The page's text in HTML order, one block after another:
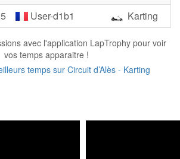
User-d1b1 Karting
avec l'application LapTrophy pour voir
vos temps apparaitre !
temps sur Circuit d’Alès - Karting